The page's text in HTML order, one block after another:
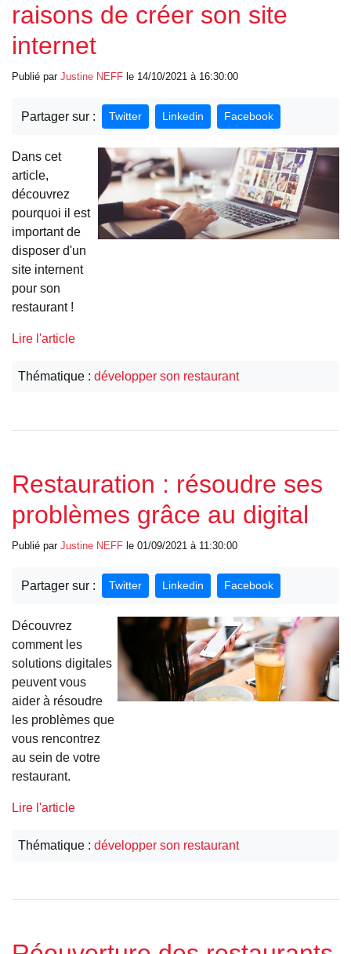
raisons de créer son site
internet
Publié par Justine NEFF le 14/10/2021 à 16:30:00
Partager sur : Twitter Linkedin Facebook
Dans cet
article,
découvrez
pourquoi il est
important de
disposer d'un
site internent
pour son
restaurant !
Lire l'article
Thématique : développer son restaurant
Restauration : résoudre ses
problèmes grâce au digital
Publié par Justine NEFF le 01/09/2021 à 11:30:00
Partager sur : Twitter Linkedin Facebook
Découvrez
comment les
solutions digitales
peuvent vous
aider à résoudre
les problèmes que
vous rencontrez
au sein de votre
restaurant.
Lire l'article
Thématique : développer son restaurant